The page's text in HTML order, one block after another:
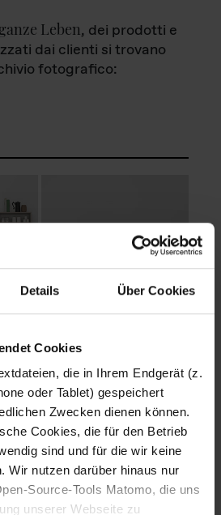
Details Über Cookies
Cookies
die in Ihrem Endgerät (z.
oder Tablet) gespeichert
Zwecken dienen können.
Cookies, die für den Betrieb
sind und für die wir keine
Wir nutzen darüber hinaus nur
Source-Tools Matomo, die uns
unserer Webseite zu
Leben, dei prodotti e
dai clienti si trovano
fotografico:
Fotografo: Lorenz
Sternbach
Download